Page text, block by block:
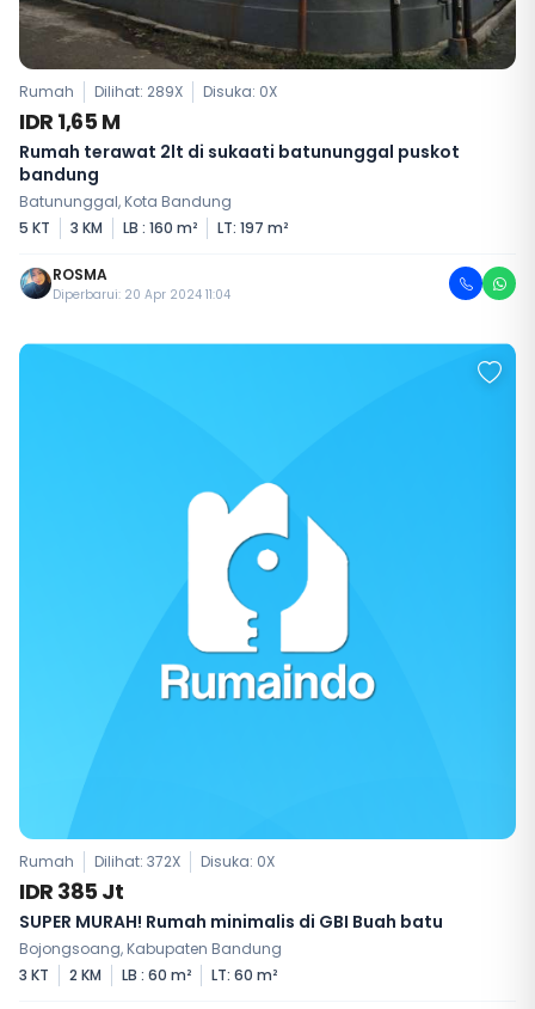
Rumah Dilihat: 289X Disuka: 0X
IDR 1,65 M
Rumah terawat 2lt di sukaati batununggal puskot
bandung
Batununggal, Kota Bandung
5 KT
3 KM LB : 160 m² LT: 197 m²
ROSMA
Diperbarui: 20 Apr 2024 11:04
Rumah Dilihat: 372X Disuka: 0X
IDR 385 Jt
SUPER MURAH! Rumah minimalis di GBI Buah batu
Bojongsoang, Kabupaten Bandung
3 KT
2 KM LB : 60 m² LT: 60 m²